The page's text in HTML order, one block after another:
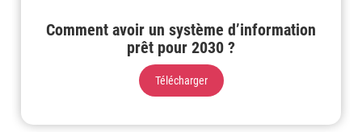
Comment avoir un système d’information
prêt pour 2030 ?
Télécharger